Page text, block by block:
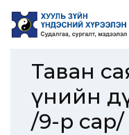
Таван сая
үнийн
/9-р сар/